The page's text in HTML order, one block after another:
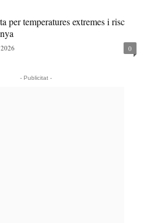
per temperatures extremes i risc
0
- Publicitat -